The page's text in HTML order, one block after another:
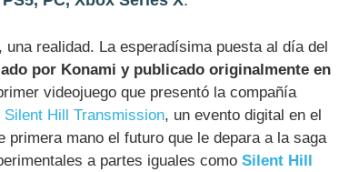
una realidad. La esperadísima puesta al día del
por Konami y publicado originalmente en
videojuego que presentó la compañía
Silent Hill Transmission, un evento digital en el
primera mano el futuro que le depara a la saga
a partes iguales como Silent Hill